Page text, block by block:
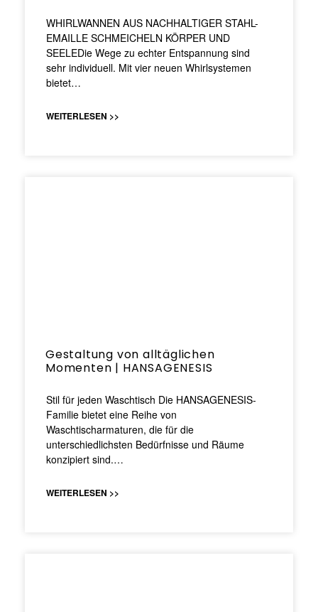
WHIRLWANNEN AUS NACHHALTIGER STAHL-
EMAILLE SCHMEICHELN KÖRPER UND
SEELEDie Wege zu echter Entspannung sind
sehr individuell. Mit vier neuen Whirlsystemen
bietet…
WEITERLESEN >>
Gestaltung von alltäglichen
Momenten | HANSAGENESIS
Stil für jeden Waschtisch Die HANSAGENESIS-
Familie bietet eine Reihe von
Waschtischarmaturen, die für die
unterschiedlichsten Bedürfnisse und Räume
konzipiert sind.…
WEITERLESEN >>